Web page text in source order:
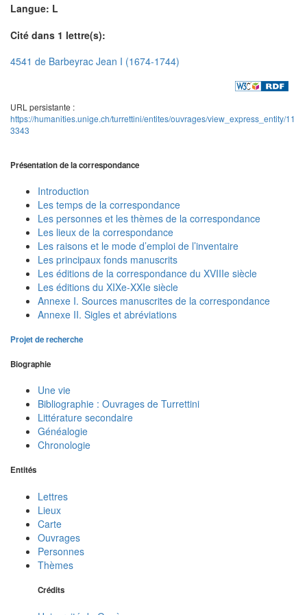
Langue: L
Cité dans 1 lettre(s):
4541 de Barbeyrac Jean I (1674-1744)
URL persistante :
https://humanities.unige.ch/turrettini/entites/ouvrages/view_express_entity/11
3343
Présentation de la correspondance
Introduction
Les temps de la correspondance
Les personnes et les thèmes de la correspondance
Les lieux de la correspondance
Les raisons et le mode d’emploi de l’inventaire
Les principaux fonds manuscrits
Les éditions de la correspondance du XVIIIe siècle
Les éditions du XIXe-XXIe siècle
Annexe I. Sources manuscrites de la correspondance
Annexe II. Sigles et abréviations
Projet de recherche
Biographie
Une vie
Bibliographie : Ouvrages de Turrettini
Littérature secondaire
Généalogie
Chronologie
Entités
Lettres
Lieux
Carte
Ouvrages
Personnes
Thèmes
Crédits